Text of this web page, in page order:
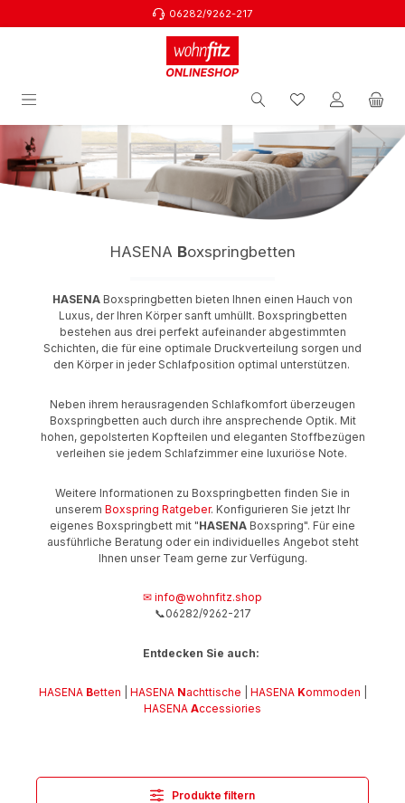
06282/9262-217
HASENA Boxspringbetten
HASENA Boxspringbetten bieten Ihnen einen Hauch von
Luxus, der Ihren Körper sanft umhüllt. Boxspringbetten
bestehen aus drei perfekt aufeinander abgestimmten
Schichten, die für eine optimale Druckverteilung sorgen und
den Körper in jeder Schlafposition optimal unterstützen.
Neben ihrem herausragenden Schlafkomfort überzeugen
Boxspringbetten auch durch ihre ansprechende Optik. Mit
hohen, gepolsterten Kopfteilen und eleganten Stoffbezügen
verleihen sie jedem Schlafzimmer eine luxuriöse Note.
Weitere Informationen zu Boxspringbetten finden Sie in
unserem Boxspring Ratgeber. Konfigurieren Sie jetzt Ihr
eigenes Boxspringbett mit "HASENA Boxspring". Für eine
ausführliche Beratung oder ein individuelles Angebot steht
Ihnen unser Team gerne zur Verfügung.
✉ info@wohnfitz.shop
📞06282/9262-217
Entdecken Sie auch:
HASENA Betten HASENA Nachttische HASENA Kommoden
HASENA Accessiories
Produkte filtern